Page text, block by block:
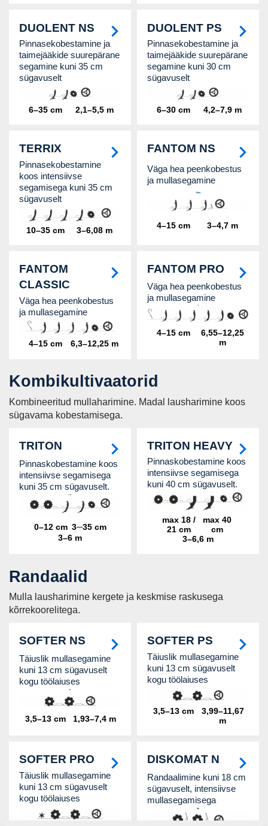
DUOLENT NS
Pinnasekobestamine ja
taimejääkide suurepärane
segamine kuni 35 cm
sügavuselt
6–35 cm 2,1–5,5 m
DUOLENT PS
Pinnasekobestamine ja
taimejääkide suurepärane
segamine kuni 30 cm
sügavuselt
6–30 cm 4,2–7,9 m
TERRIX
Pinnasekobestamine
koos intensiivse
segamisega kuni 35 cm
sügavuselt
10–35 cm 3–6,08 m
FANTOM NS
Väga hea peenkobestus
ja mullasegamine
4–15 cm 3–4,7 m
FANTOM
CLASSIC
Väga hea peenkobestus
ja mullasegamine
4–15 cm 6,3–12,25 m
FANTOM PRO
Väga hea peenkobestus
ja mullasegamine
4–15 cm
6,55–12,25
m
Kombikultivaatorid
Kombineeritud mullaharimine. Madal lausharimine koos
sügavama kobestamisega.
TRITON
Pinnaskobestamine koos
intensiivse segamisega
kuni 35 cm sügavuselt.
0–12 cm 3─35 cm
3–6 m
TRITON HEAVY
Pinnaskobestamine koos
intensiivse segamisega
kuni 40 cm sügavuselt.
max 18 /
21 cm
max 40
cm
3–6,6 m
Randaalid
Mulla lausharimine kergete ja keskmise raskusega
kõrrekoorelitega.
SOFTER NS
Täiuslik mullasegamine
kuni 13 cm sügavuselt
kogu töölaiuses
3,5–13 cm 1,93–7,4 m
SOFTER PS
Täiuslik mullasegamine
kuni 13 cm sügavuselt
kogu töölaiuses
3,5–13 cm
3,99–11,67
m
SOFTER PRO
Täiuslik mullasegamine
kuni 13 cm sügavuselt
kogu töölaiuses
DISKOMAT N
Randaalimine kuni 18 cm
sügavuselt, intensiivse
mullasegamisega